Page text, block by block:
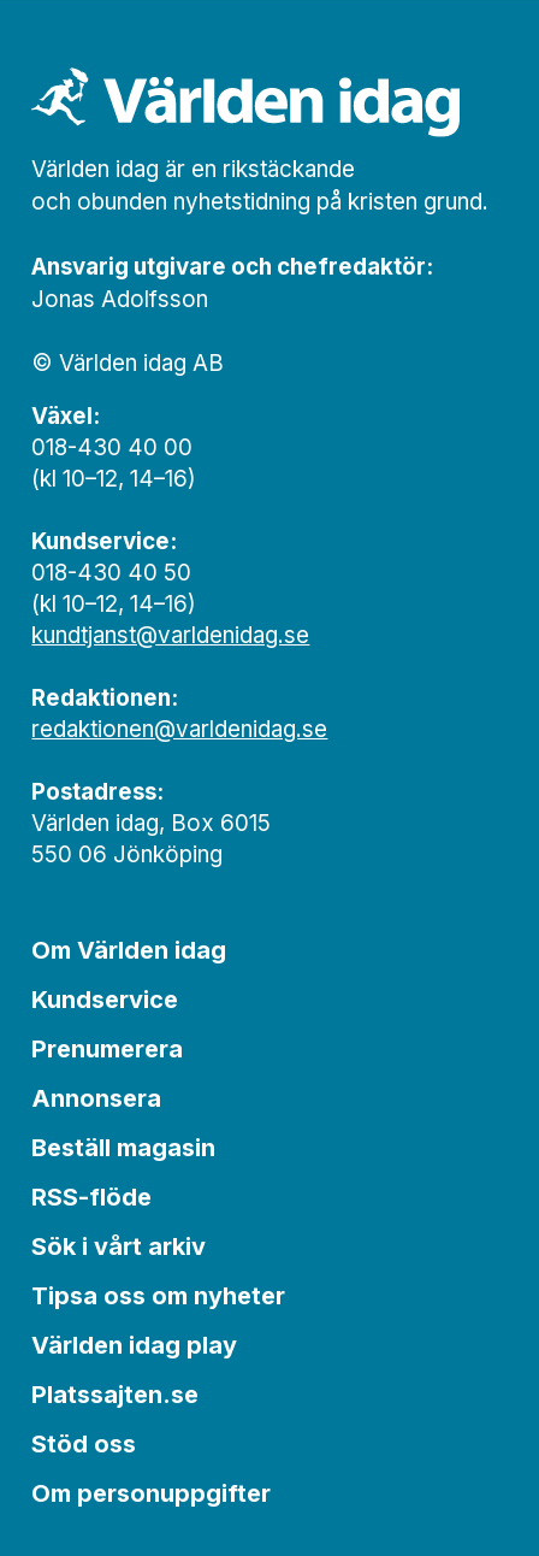
Världen idag är en rikstäckande
och obunden nyhets­­­tidning på kristen grund.
Ansvarig utgivare och chef­redaktör:
Jonas Adolfsson
© Världen idag AB
Växel:
018-430 40 00
(kl 10–12, 14–16)
Kundservice:
018-430 40 50
(kl 10–12, 14–16)
kundtjanst@varldenidag.se
Redaktionen:
redaktionen@varldenidag.se
Postadress:
Världen idag, Box 6015
550 06 Jönköping
Om Världen idag
Kundservice
Prenumerera
Annonsera
Beställ magasin
RSS-flöde
Sök i vårt arkiv
Tipsa oss om nyheter
Världen idag play
Platssajten.se
Stöd oss
Om personuppgifter